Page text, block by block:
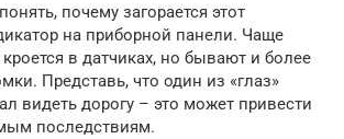
почему загорается этот
на приборной панели. Чаще
в датчиках, но бывают и более
Представь, что один из «глаз»
видеть дорогу – это может привести
последствиям.